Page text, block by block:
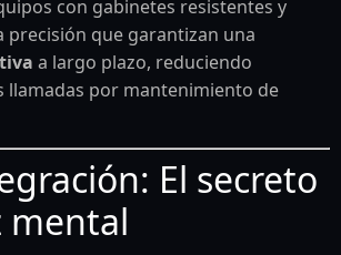
con gabinetes resistentes y
precisión que garantizan una
a largo plazo, reduciendo
llamadas por mantenimiento de
El secreto
mental